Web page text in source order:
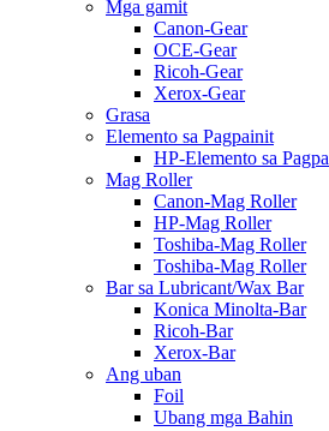
Mga gamit
Canon-Gear
OCE-Gear
Ricoh-Gear
Xerox-Gear
Grasa
Elemento sa Pagpainit
HP-Elemento sa
Mag Roller
Canon-Mag Roller
HP-Mag Roller
Toshiba-Mag Roller
Toshiba-Mag Roller
Bar sa Lubricant/Wax Bar
Konica Minolta-Bar
Ricoh-Bar
Xerox-Bar
Ang uban
Foil
Ubang mga Bahin